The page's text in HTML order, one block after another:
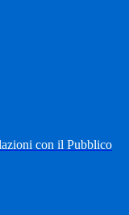
con il Pubblico